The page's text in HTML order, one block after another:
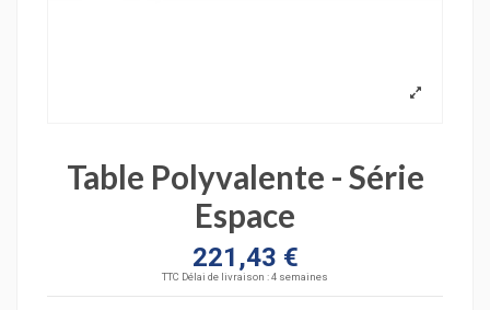
Table Polyvalente - Série
Espace
221,43 €
TTC Délai de livraison : 4 semaines